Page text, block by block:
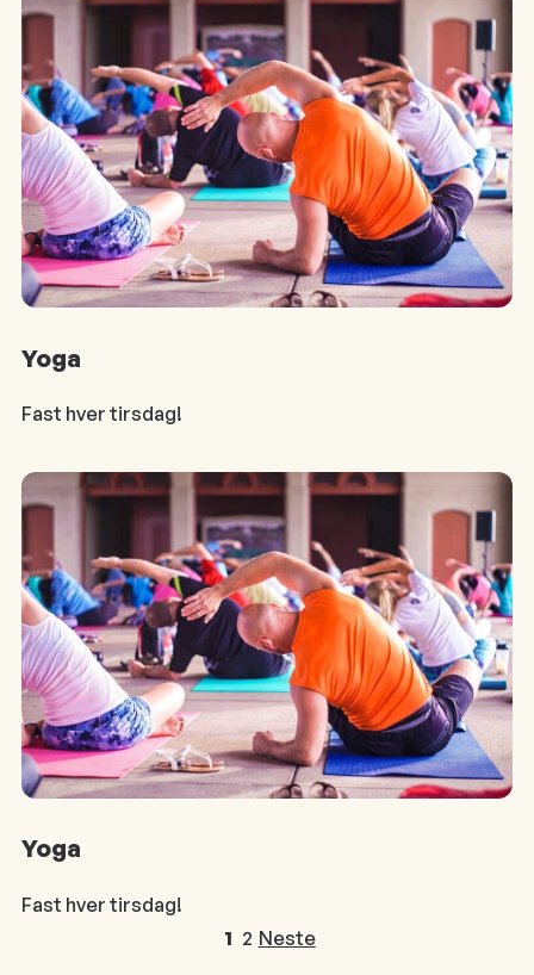
Yoga
Fast hver tirsdag!
Yoga
Fast hver tirsdag!
1 2 Neste